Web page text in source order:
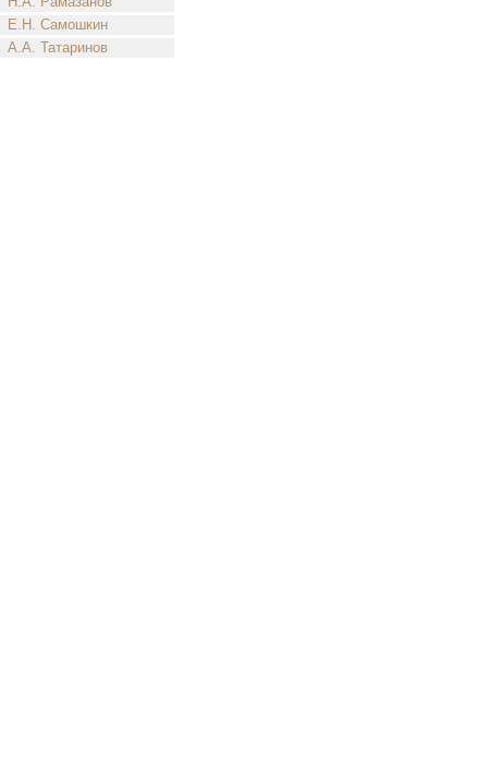
Е.Н. Самошкин
А.А. Татаринов